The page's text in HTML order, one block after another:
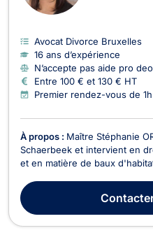
Avocat Divorce Bruxelles
16 ans d’expérience
N’accepte pas aide pro deo
Entre 100 € et 130 € HT
Premier rendez-vous de
À propos : Maître Stéphanie
Schaerbeek et intervient en
et en matière de baux
famille, elle vous assiste pour
avec le divorce amiable ou